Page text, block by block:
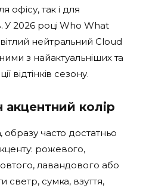
офісу, так і для
У 2026 році Who What
нейтральний Cloud
з найактуальніших та
відтінків сезону.
колір
часто достатньо
рожевого,
лавандового або
светр, сумка, взуття,